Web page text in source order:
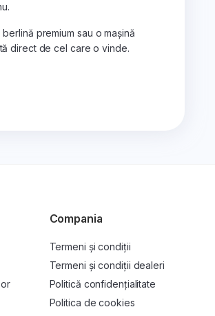
premium sau o mașină
direct de cel care o vinde.
Compania
Termeni și condiții
Termeni și condiții dealeri
Politică confidențialitate
Politica de cookies